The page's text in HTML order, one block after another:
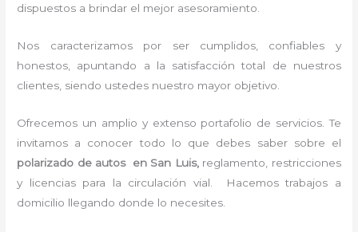
dispuestos a brindar el mejor asesoramiento.
Nos caracterizamos por ser cumplidos, confiables y
honestos, apuntando a la satisfacción total de nuestros
clientes, siendo ustedes nuestro mayor objetivo.
Ofrecemos un amplio y extenso portafolio de servicios. Te
invitamos a conocer todo lo que debes saber sobre el
polarizado de autos en San Luis, reglamento, restricciones
y licencias para la circulación vial. Hacemos trabajos a
domicilio llegando donde lo necesites.